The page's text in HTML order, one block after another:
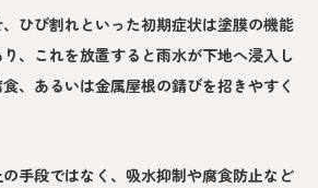
ひび割れといった初期症状は塗膜の機能
、これを放置すると雨水が下地へ浸入し
、あるいは金属屋根の錆びを招きやすく
手段ではなく、吸水抑制や腐食防止など